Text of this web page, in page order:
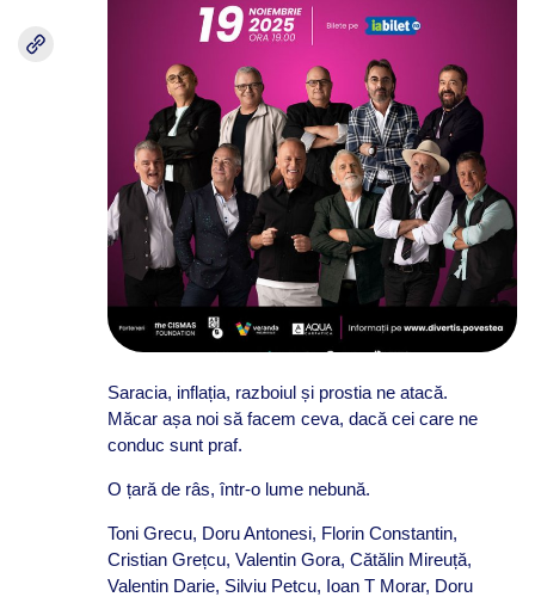
Saracia, inflația, razboiul și prostia ne atacă.
Măcar așa noi să facem ceva, dacă cei care ne
conduc sunt praf.
O țară de râs, într-o lume nebună.
Toni Grecu, Doru Antonesi, Florin Constantin,
Cristian Grețcu, Valentin Gora, Cătălin Mireuță,
Valentin Darie, Silviu Petcu, Ioan T Morar, Doru